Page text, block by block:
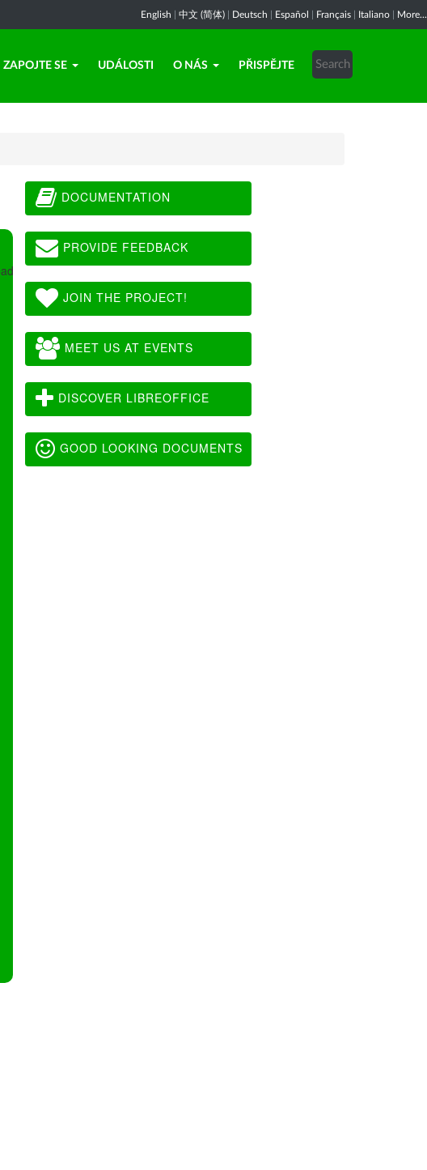
English 中文 (简体) Deutsch Español Français Italiano More...
ZAPOJTE SE UDÁLOSTI O NÁS PŘISPĚJTE
DOCUMENTATION
PROVIDE FEEDBACK
JOIN THE PROJECT!
MEET US AT EVENTS
DISCOVER LIBREOFFICE
GOOD LOOKING DOCUMENTS